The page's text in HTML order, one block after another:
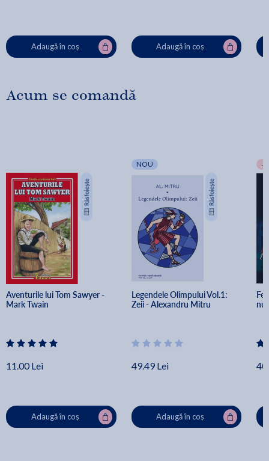
Adaugă în coș Adaugă în coș
Acum se comandă
Aventurile lui Tom Sawyer -
Mark Twain
11.00 Lei
Adaugă în coș
NOU
Legendele Olimpului Vol.1:
Zeii - Alexandru Mitru
49.49 Lei
Adaugă în coș
-